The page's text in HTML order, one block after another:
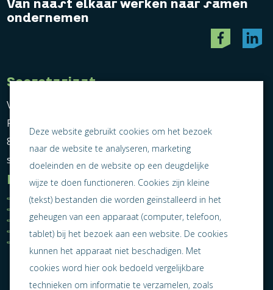
Van naast elkaar werken naar samen
ondernemen
Secretariaat
Vereniging Ondernemend Sneek
Postbus 464
8600 AL Sneek
secretariaat@ondernemendsneek.nl
Informatie
Ledenoverzicht
Algemene voorwaarden
Privacy statement
Jaarverslag 2025
Nieuws
Lid worden
Contact
Deze website gebruikt cookies om het bezoek
naar de website te analyseren, marketing
doeleinden en de website op een deugdelijke
wijze te doen functioneren. Cookies zijn kleine
(tekst) bestanden die worden geïnstalleerd in het
geheugen van een apparaat (computer, telefoon,
tablet) bij het bezoek aan een website. De cookies
kunnen het apparaat niet beschadigen. Met
cookies word hier ook bedoeld vergelijkbare
technieken om informatie te verzamelen, zoals